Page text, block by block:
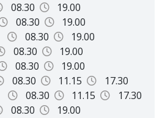
08.30
19.00
08.30
19.00
08.30
19.00
08.30
19.00
08.30
19.00
08.30 11.15
17.30
08.30 11.15
17.30
08.30
19.00